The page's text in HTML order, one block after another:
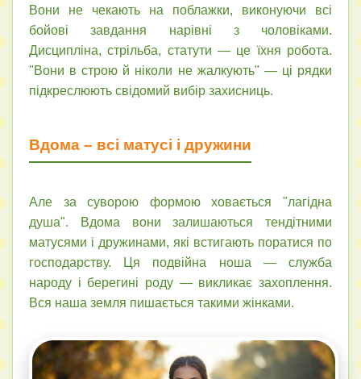
Вони не чекають на поблажки, виконуючи всі
бойові завдання нарівні з чоловіками.
Дисципліна, стрільба, статути — це їхня робота.
"Вони в строю й ніколи не жалкують" — ці рядки
підкреслюють свідомий вибір захисниць.
Вдома – всі матусі і дружини
Але за суворою формою ховається "лагідна
душа". Вдома вони залишаються тендітними
матусями і дружинами, які встигають поратися по
господарству. Ця подвійна ноша — служба
народу і берегині роду — викликає захоплення.
Вся наша земля пишається такими жінками.